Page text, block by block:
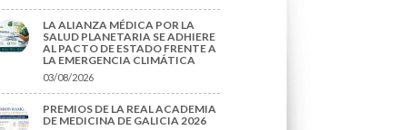
LA ALIANZA MÉDICA POR LA
SALUD PLANETARIA SE ADHIERE
AL PACTO DE ESTADO FRENTE A
LA EMERGENCIA CLIMÁTICA
03/08/2026
PREMIOS DE LA REAL ACADEMIA
DE MEDICINA DE GALICIA 2026